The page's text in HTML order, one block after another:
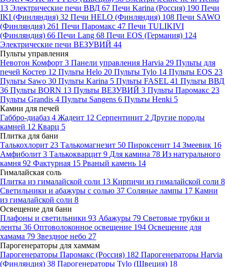
13 Электрические печи ВВД 67 Печи Karina (Россия) 190 Печи
IKI (Финляндия) 32 Печи HELO (Финляндия) 108 Печи SAWO
(Финляндия) 261 Печи Паромакс 47 Печи TULIKIVI
(Финляндия) 66 Печи Lang 68 Печи EOS (Германия) 124
Электрические печи ВЕЗУВИЙ 44
Пульты управления
Невотон Комфорт 3 Панели управления Harvia 29 Пульты для
печей Костер 12 Пульты Helo 20 Пульты Tylo 14 Пульты EOS 23
Пульты Sawo 30 Пульты Karina 5 Пульты FASEL 41 Пульты ВВД
36 Пульты BORN 13 Пульты ВЕЗУВИЙ 3 Пульты Паромакс 23
Пульты Grandis 4 Пульты Sangens 6 Пульты Henki 5
Камни для печей
Габбро-диабаз 4 Жадеит 12 Серпентинит 2 Другие породы
камней 12 Кварц 5
Плитка для бани
Талькохлорит 23 Талькомагнезит 50 Пироксенит 14 Змеевик 16
Амфиболит 3 Талькокварцит 9 Для камина 78 Из натурального
камня 92 Фактурная 15 Рваный камень 14
Гималайская соль
Плитка из гималайской соли 13 Кирпичи из гималайской соли 8
Светильники и абажуры с солью 37 Соляные лампы 17 Камни
из гималайской соли 8
Освещение для бани
Плафоны и светильники 93 Абажуры 79 Световые трубки и
ленты 36 Оптоволоконное освещение 194 Освещение для
хамама 79 Звездное небо 27
Парогенераторы для хаммам
Парогенераторы Паромакс (Россия) 182 Парогенераторы Harvia
(Финляндия) 38 Парогенераторы Tylo (Швеция) 18